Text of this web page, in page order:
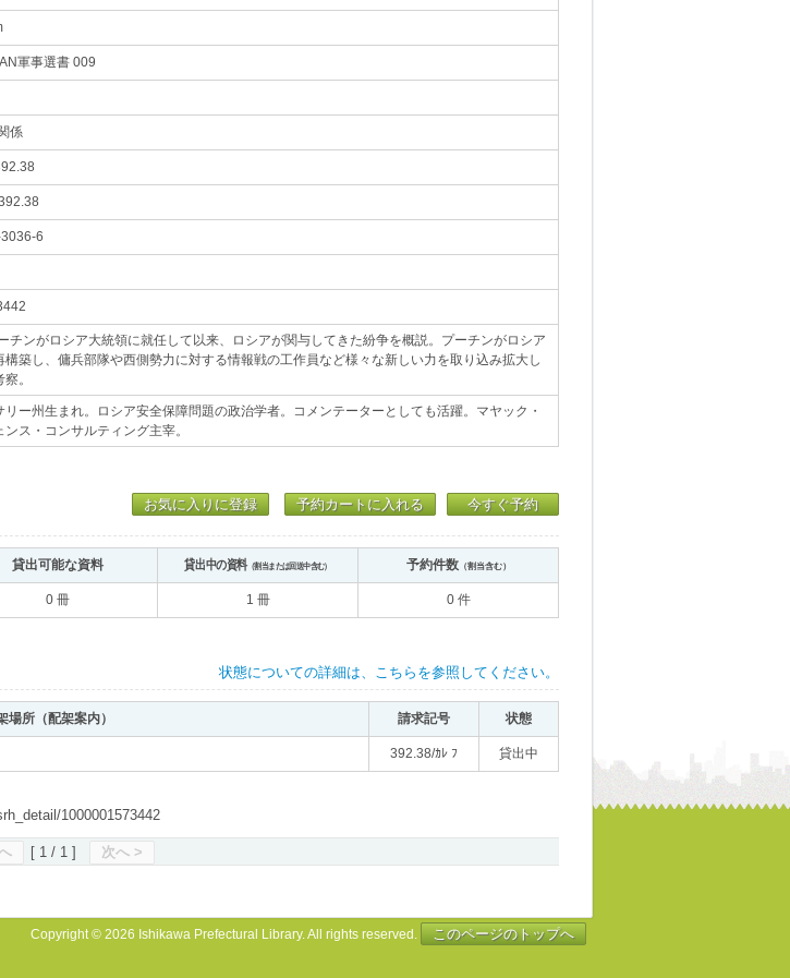
軍事選書 009
係
6
チンがロシア大統領に就任して以来、ロシアが関与してきた紛争を概説。プーチンがロシア
構築し、傭兵部隊や西側勢力に対する情報戦の工作員など様々な新しい力を取り込み拡大し
。
リー州生まれ。ロシア安全保障問題の政治学者。コメンテーターとしても活躍。マヤック・
ンス・コンサルティング主宰。
お気に入りに登録 予約カートに入れる 今すぐ予約
貸出可能な資料 貸出中の資料（割当または回送中含む） 予約件数（割当含む）
0 冊 1 冊 0 件
状態についての詳細は、こちらを参照してください。
場所（配架案内） 請求記号 状態
392.38/ｶﾚ ﾌ 貸出中
1000001573442
[ 1 / 1 ] 次へ >
Copyright © 2026 Ishikawa Prefectural Library. All rights reserved. このページのトップへ